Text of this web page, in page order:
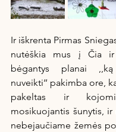
Ir iškrenta Pirmas
nutėškia mus į Čia ir
bėgantys planai
nuveikti‘‘ pakimba ore,
pakeltas ir
mosikuojantis šunytis, ir
nebejaučiame žemės